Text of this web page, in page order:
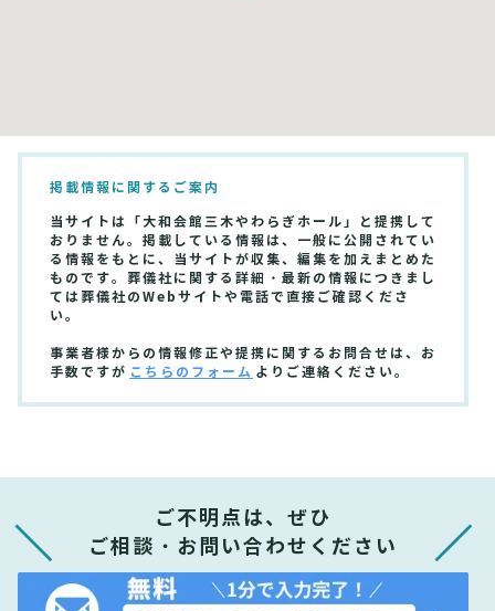
掲載情報に関するご案内
当サイトは「大和会館三木やわらぎホール」と提携して
おりません。掲載している情報は、一般に公開されてい
る情報をもとに、当サイトが収集、編集を加えまとめた
ものです。葬儀社に関する詳細・最新の情報につきまし
ては葬儀社のWebサイトや電話で直接ご確認くださ
い。
事業者様からの情報修正や提携に関するお問合せは、お
手数ですが こちらのフォーム よりご連絡ください。
ご不明点は、ぜひ
ご相談・お問い合わせください